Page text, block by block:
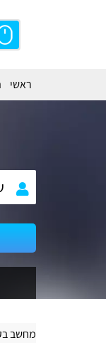
ראשי
מחשב